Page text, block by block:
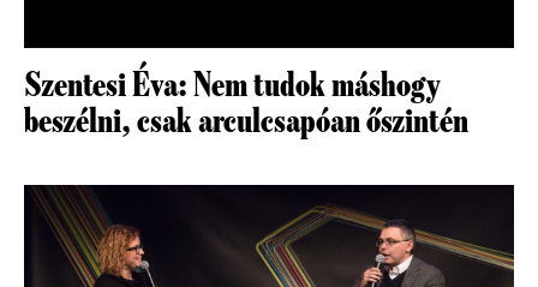
Szentesi Éva: Nem tudok máshogy
beszélni, csak arculcsapóan őszintén